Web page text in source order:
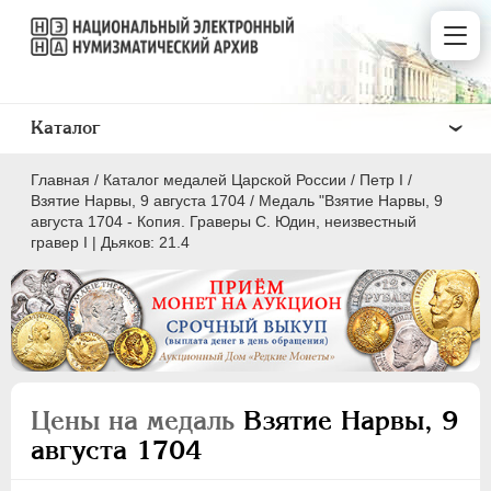
Главная / Каталог медалей Царской России / Пeтр I /
Взятие Нарвы, 9 августа 1704 / Медаль "Взятие Нарвы, 9
августа 1704 - Копия. Граверы С. Юдин, неизвестный
гравер I | Дьяков: 21.4
Цены на медаль Взятие Нарвы, 9
августа 1704
Каталог
ВСЕ
ПEТР I 1699-1725
E
N